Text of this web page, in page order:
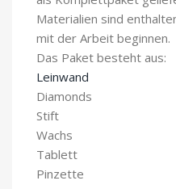
Materialien sind
mit der Arbeit beginnen.
Das Paket besteht aus:
Leinwand
Diamonds
Stift
Wachs
Tablett
Pinzette